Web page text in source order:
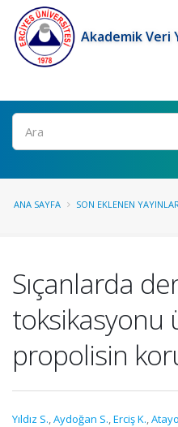
Akademik Veri
Ara
ANA SAYFA SON EKLENEN
Sıçanlarda
toksikasyonu
propolisin
Yıldız S.,Aydoğan S.,Erciş K.,